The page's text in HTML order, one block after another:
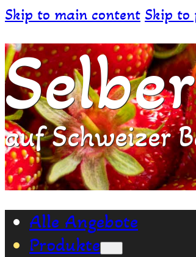
Skip to main content Skip to
auf Schweizer
Alle Angebote
Produkte